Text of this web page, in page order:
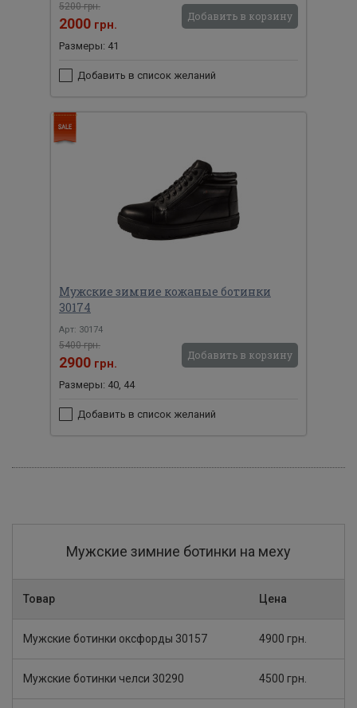
5200 грн.
2000 грн.
Добавить в корзину
Размеры: 41
Добавить в список желаний
Мужские зимние кожаные ботинки
30174
Арт: 30174
5400 грн.
2900 грн.
Добавить в корзину
Размеры: 40, 44
Добавить в список желаний
Мужские зимние ботинки на меху
Товар Цена
Мужские ботинки оксфорды 30157 4900 грн.
Мужские ботинки челси 30290 4500 грн.